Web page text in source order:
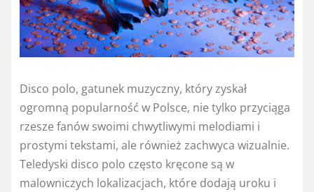
Disco polo, gatunek muzyczny, który zyskał
ogromną popularność w Polsce, nie tylko przyciąga
rzesze fanów swoimi chwytliwymi melodiami i
prostymi tekstami, ale również zachwyca wizualnie.
Teledyski disco polo często kręcone są w
malowniczych lokalizacjach, które dodają uroku i